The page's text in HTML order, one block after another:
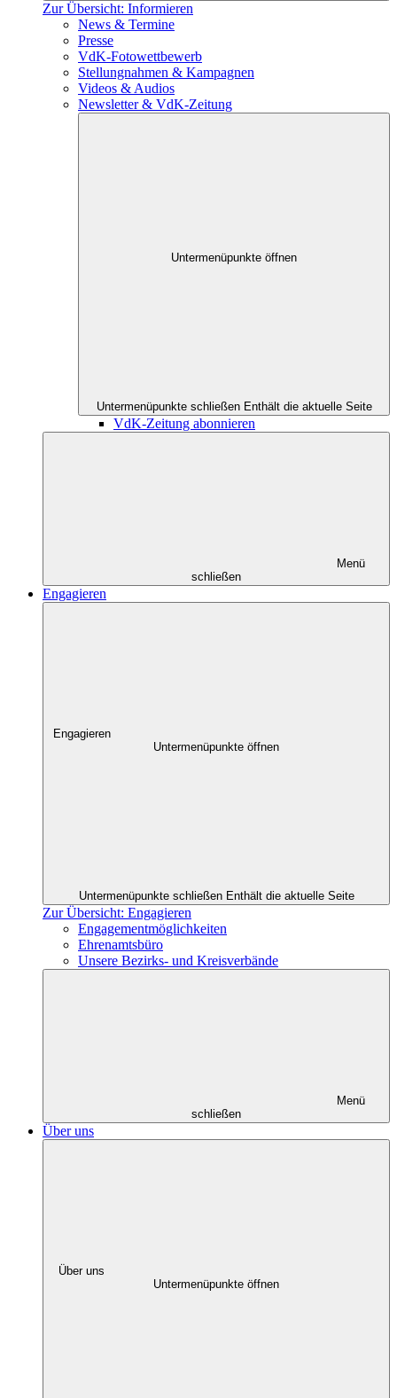
Zur Übersicht: Informieren
News & Termine
Presse
VdK-Fotowettbewerb
Stellungnahmen & Kampagnen
Videos & Audios
Newsletter & VdK-Zeitung
Untermenüpunkte öffnen
Untermenüpunkte schließen Enthält die aktuelle Seite
VdK-Zeitung abonnieren
Menü
schließen
Engagieren
Engagieren
Untermenüpunkte öffnen
Untermenüpunkte schließen Enthält die aktuelle Seite
Zur Übersicht: Engagieren
Engagementmöglichkeiten
Ehrenamtsbüro
Unsere Bezirks- und Kreisverbände
Menü
schließen
Über uns
Über uns
Untermenüpunkte öffnen